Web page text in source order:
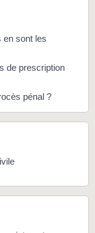
en sont les
de prescription
pénal ?